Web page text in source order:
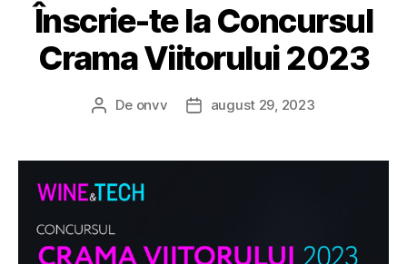
Înscrie-te la Concursul
Crama Viitorului 2023
Autor
De onvv
Datăaugust 29, 2023